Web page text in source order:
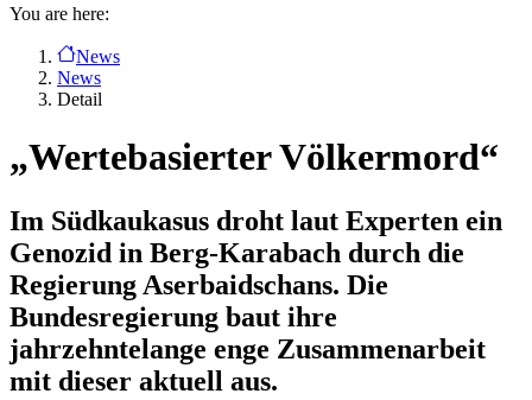
You are here:
News
News
Detail
„Wertebasierter Völkermord“
Im Südkaukasus droht laut Experten ein
Genozid in Berg-Karabach durch die
Regierung Aserbaidschans. Die
Bundesregierung baut ihre
jahrzehntelange enge Zusammenarbeit
mit dieser aktuell aus.